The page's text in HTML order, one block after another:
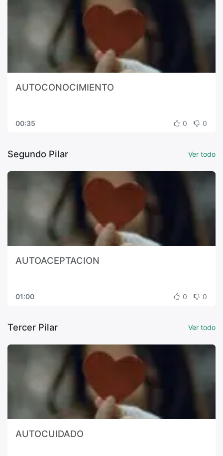
AUTOCONOCIMIENTO
00:35 0 0
Segundo Pilar Ver todo
AUTOACEPTACION
01:00 0 0
Tercer Pilar Ver todo
AUTOCUIDADO